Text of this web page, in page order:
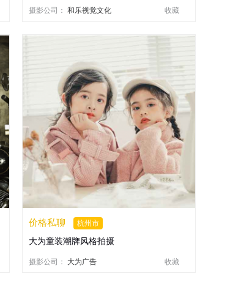
摄影公司： 和乐视觉文化 收藏
价格私聊 杭州市
大为童装潮牌风格拍摄
摄影公司： 大为广告 收藏